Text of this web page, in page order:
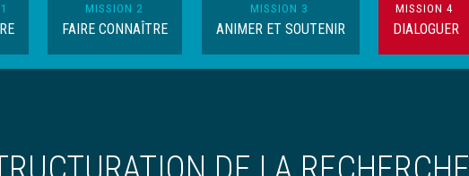
MISSION 2
FAIRE CONNAÎTRE
MISSION 3
ANIMER ET SOUTENIR
MISSION 4
DIALOGUER